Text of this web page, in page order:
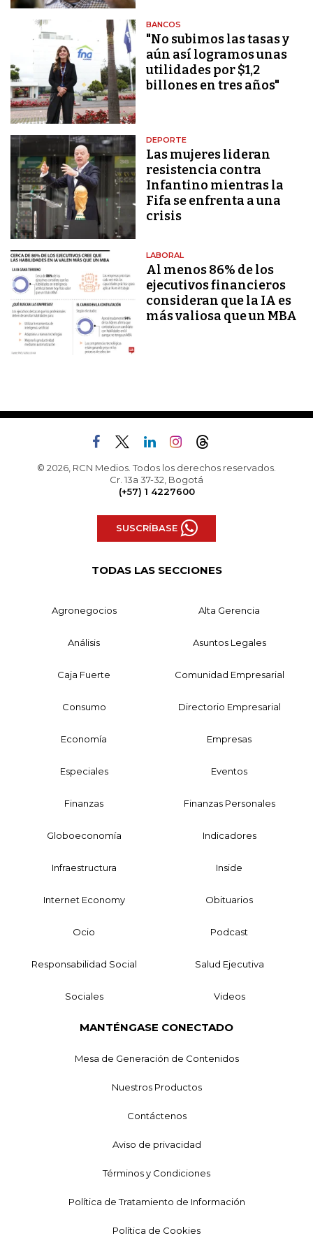
BANCOS
"No subimos las tasas y
aún así logramos unas
utilidades por $1,2
billones en tres años"
DEPORTE
Las mujeres lideran
resistencia contra
Infantino mientras la
Fifa se enfrenta a una
crisis
LABORAL
Al menos 86% de los
ejecutivos financieros
consideran que la IA es
más valiosa que un MBA
© 2026, RCN Medios. Todos los derechos reservados.
Cr. 13a 37-32, Bogotá
(+57) 1 4227600
SUSCRÍBASE
TODAS LAS SECCIONES
Agronegocios Alta Gerencia
Análisis Asuntos Legales
Caja Fuerte Comunidad Empresarial
Consumo Directorio Empresarial
Economía Empresas
Especiales Eventos
Finanzas Finanzas Personales
Globoeconomía Indicadores
Infraestructura Inside
Internet Economy Obituarios
Ocio Podcast
Responsabilidad Social Salud Ejecutiva
Sociales Videos
MANTÉNGASE CONECTADO
Mesa de Generación de Contenidos
Nuestros Productos
Contáctenos
Aviso de privacidad
Términos y Condiciones
Política de Tratamiento de Información
Política de Cookies